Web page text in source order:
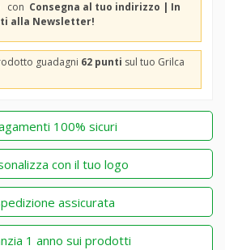
con Consegna al tuo indirizzo | In
alla Newsletter!
guadagni 62 punti sul tuo Grilca
100% sicuri
con il tuo logo
assicurata
1 anno sui prodotti